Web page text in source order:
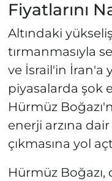
Fiyatlarını
Altındaki
tırmanmasıyla
ve İsrail'in İran'a
piyasalarda şok
Hürmüz
enerji arzına
çıkmasına yol
Hürmüz Boğazı,